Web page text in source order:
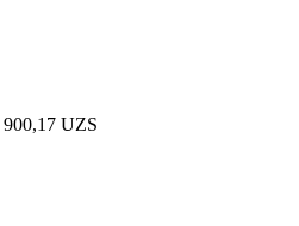
900,17 UZS